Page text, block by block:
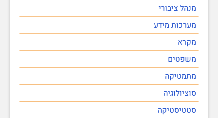
מנהל ציבורי
מערכות מידע
מקרא
משפטים
מתמטיקה
סוציולוגיה
סטטיסטיקה